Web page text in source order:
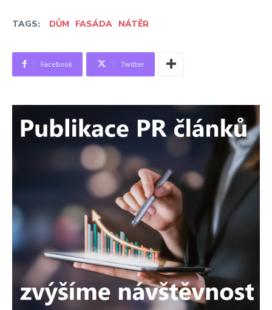
TAGS: DŮM FASÁDA NÁTĚR
Facebook Twitter